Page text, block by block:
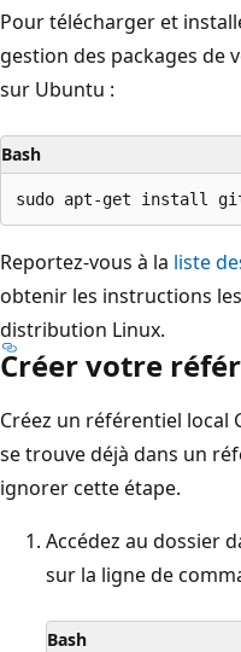
Pour télécharger et
gestion des packages de
sur Ubuntu :
Bash
Reportez-vous à la liste
obtenir les instructions
distribution Linux.
Créer votre
Créez un référentiel local
se trouve déjà dans un
ignorer cette étape.
Accédez au dossier
sur la ligne de
Bash